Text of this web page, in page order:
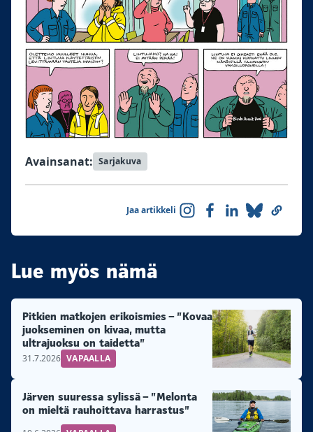
Avainsanat: Sarjakuva
Jaa artikkeli
Lue myös nämä
Pitkien matkojen erikoismies – ”Kovaa
juokseminen on kivaa, mutta
ultrajuoksu on taidetta”
31.7.2026 VAPAALLA
Järven suuressa sylissä – ”Melonta
on mieltä rauhoittava harrastus”